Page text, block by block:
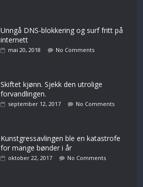
Unngå DNS-blokkering og surf fritt på
internett
mai 20, 2018 No Comments
Skiftet kjønn. Sjekk den utrolige
forvandlingen.
september 12, 2017 No Comments
Kunstgressavlingen ble en katastrofe
for mange bønder i år
oktober 22, 2017 No Comments